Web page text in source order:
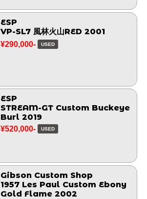
ESP
VP-SL7 風林火山RED 2001
¥290,000- USED
ESP
STREAM-GT Custom Buckeye
Burl 2019
¥520,000- USED
Gibson Custom Shop
1957 Les Paul Custom Ebony
Gold Flame 2002